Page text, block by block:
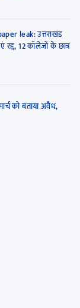
leak: उत्तराखंड
रद्द, 12 कॉलेजों के छात्र
को बताया अवैध,